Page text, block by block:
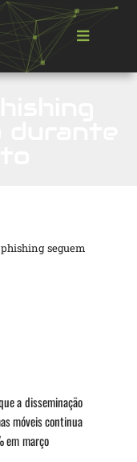
seguem
a disseminação
móveis continua
em março